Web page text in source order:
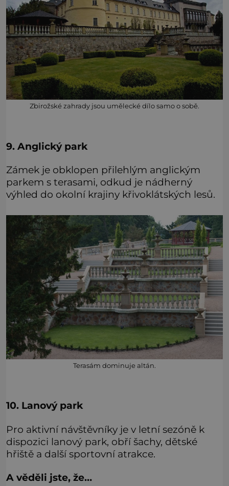
Zbirožské zahrady jsou umělecké dílo samo o sobě.
9. Anglický park
Zámek je obklopen přilehlým anglickým
parkem s terasami, odkud je nádherný
výhled do okolní krajiny křivoklátských lesů.
Terasám dominuje altán.
10. Lanový park
Pro aktivní návštěvníky je v letní sezóně k
dispozici lanový park, obří šachy, dětské
hřiště a další sportovní atrakce.
A věděli jste, že…